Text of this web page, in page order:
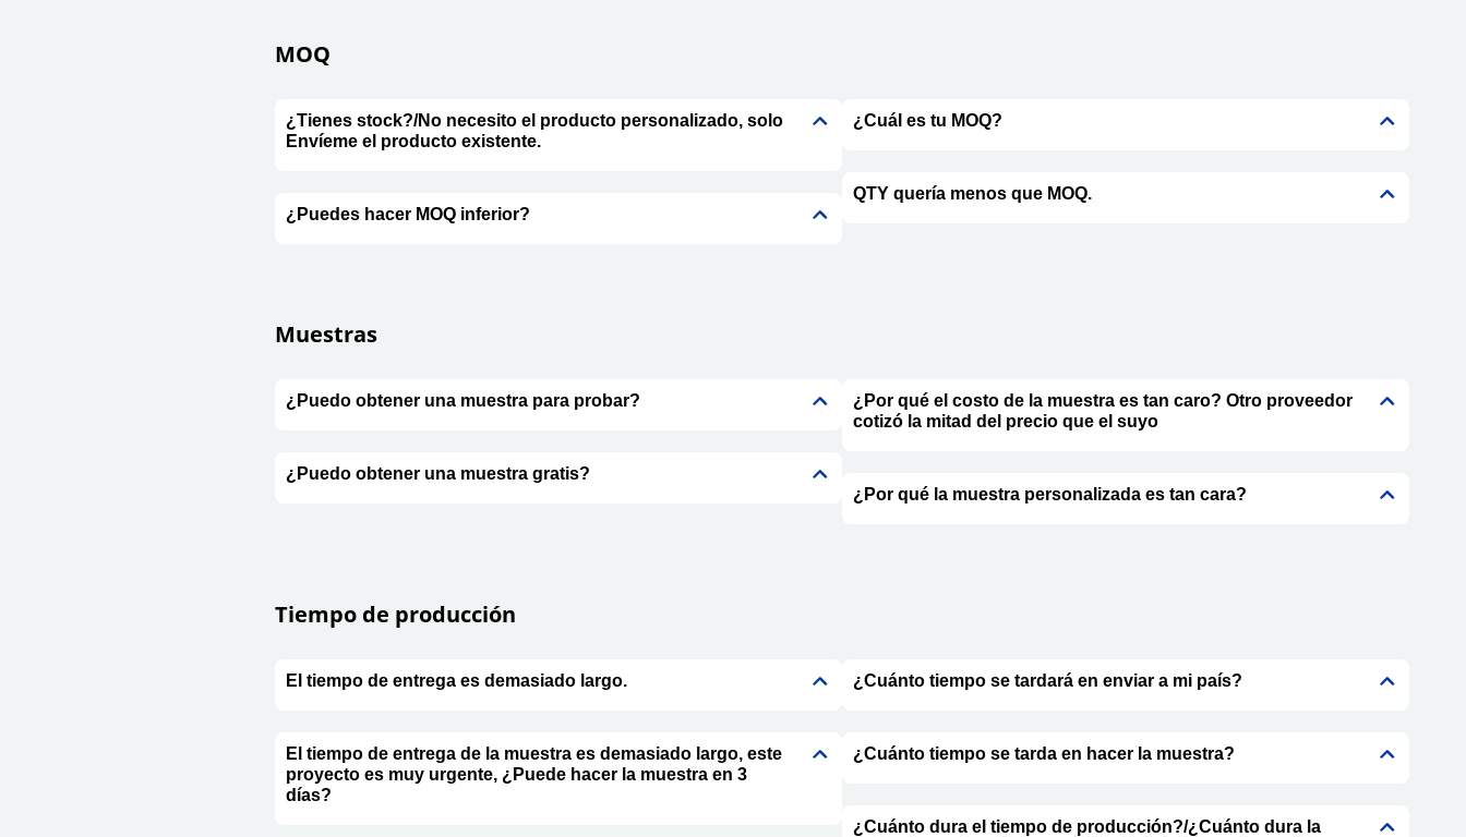
MOQ
¿Tienes stock?/No necesito el producto personalizado, solo
Envíeme el producto existente.
¿Puedes hacer MOQ inferior?
¿Cuál es tu MOQ?
QTY quería menos que MOQ.
Muestras
¿Puedo obtener una muestra para probar?
¿Puedo obtener una muestra gratis?
¿Por qué el costo de la muestra es tan caro? Otro proveedor
cotizó la mitad del precio que el suyo
¿Por qué la muestra personalizada es tan cara?
Tiempo de producción
El tiempo de entrega es demasiado largo.
El tiempo de entrega de la muestra es demasiado largo, este
proyecto es muy urgente, ¿Puede hacer la muestra en 3
días?
¿Cuánto tiempo se tardará en enviar a mi país?
¿Cuánto tiempo se tarda en hacer la muestra?
¿Cuánto dura el tiempo de producción?/¿Cuánto dura la